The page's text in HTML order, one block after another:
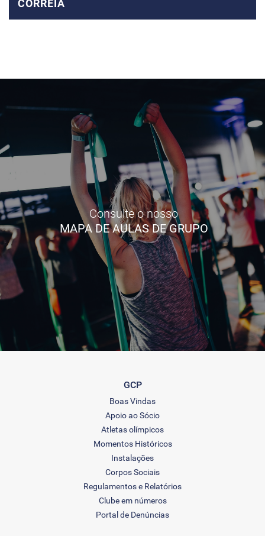
CORREIA
Consulte o nosso
MAPA DE AULAS DE GRUPO
GCP
Boas Vindas
Apoio ao Sócio
Atletas olímpicos
Momentos Históricos
Instalações
Corpos Sociais
Regulamentos e Relatórios
Clube em números
Portal de Denúncias